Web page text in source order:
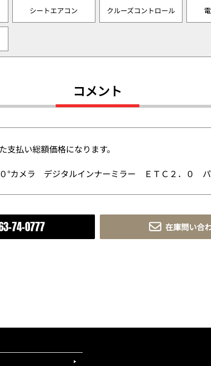
シートエアコン クルーズコントロール
コメント
払い総額価格になります。
°カメラ デジタルインナーミラー ＥＴＣ２．０ パ
74-0777 在庫問い合